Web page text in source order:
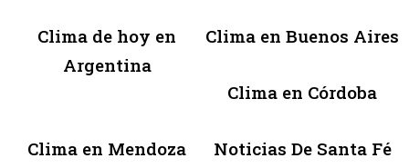
Clima de hoy en
Argentina
Clima en Buenos Aires
Clima en Córdoba
Clima en Mendoza Noticias De Santa Fé